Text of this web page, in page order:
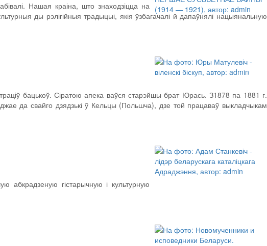
Нашая краіна, што знаходзіцца на
ды рэлігійныя традыцыі, якія ўзбагачалі й дапаўнялі нацыянальную
бацькоў. Сіратою апека ваўся старэйшы брат Юрась. З1878 па 1881 г.
да свайго дзядзькі ў Кельцы (Польшча), дзе той працаваў выкладчыкам
абкрадзеную гістарычную і культурную